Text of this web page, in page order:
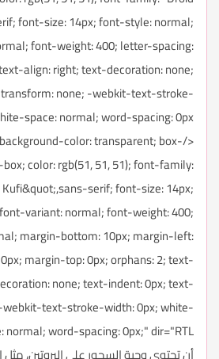
font-size: 14px; font-style: normal;
font-weight: 400; letter-spacing:
align: right; text-decoration: none;
none; -webkit-text-stroke-
space: normal; word-spacing: 0px;'>
color: transparent; box-
color: rgb(51, 51, 51); font-family:
serif; font-size: 14px;
variant: normal; font-weight: 400;
margin-bottom: 10px; margin-left:
margin-top: 0px; orphans: 2; text-
none; text-indent: 0px; text-
text-stroke-width: 0px; white-